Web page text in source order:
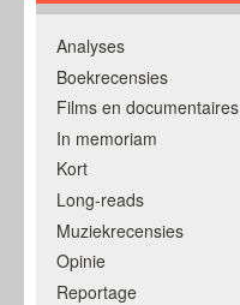
Analyses
Boekrecensies
Films en documentaires
In memoriam
Kort
Long-reads
Muziekrecensies
Opinie
Reportage